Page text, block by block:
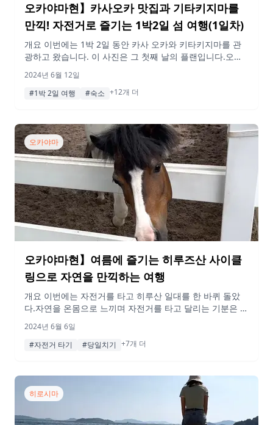
오카야마현】카사오카 맛집과 기타키지마를
만끽! 자전거로 즐기는 1박2일 섬 여행(1일차)
개요 이번에는 1박 2일 동안 카사 오카와 키타키지마를 관
광하고 왔습니다. 이 사진은 그 첫째 날의 플랜입니다.오카
으로 정차하는 가사오카역에서 하차한다. 현지 인기 먹거리
인 ‘카사오카 라멘’으로 배를 채운 후 항구로 향하여 페리를
섬’으로 유명하다.꼭 참고해 주세요 […]
2024년 6월 12일
#1박 2일 여행
#숙소 +12개 더
오카야마
오카야마현】여름에 즐기는 히루즈산 사이클
링으로 자연을 만끽하는 여행
개요 이번에는 자전거를 타고 히루산 일대를 한 바퀴 돌았
다.자연을 온몸으로 느끼며 자전거를 타고 달리는 기분은 정
들… 다시 한 번 자연의 경이로움과 고마움을 확인했다. 곳
곳의 명소를 들르면서 자전거를 탈 수 있어서 정말 즐거웠고
2024년 6월 6일
#자전거 타기
#당일치기 +7개 더
히로시마